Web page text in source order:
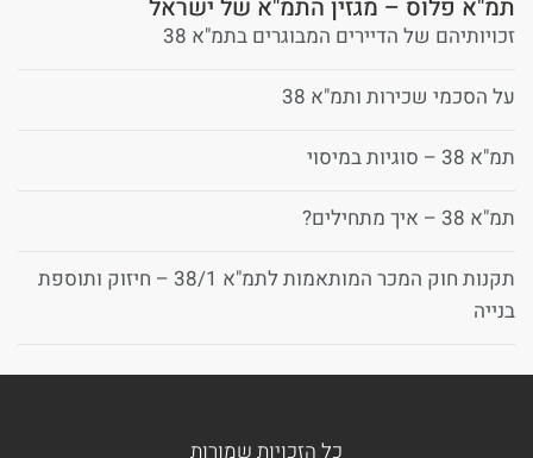
תמ"א פלוס – מגזין התמ"א של ישראל
זכויותיהם של הדיירים המבוגרים בתמ"א 38
על הסכמי שכירות ותמ"א 38
תמ"א 38 – סוגיות במיסוי
תמ"א 38 – איך מתחילים?
תקנות חוק המכר המותאמות לתמ"א 38/1 – חיזוק ותוספת
בנייה
כל הזכויות שמורות